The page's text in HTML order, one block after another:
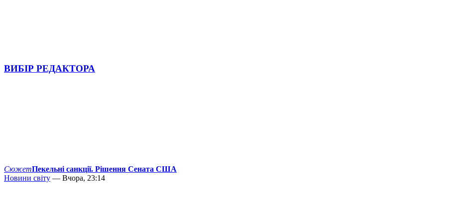
ВИБІР РЕДАКТОРА
СюжетПекельні санкції. Рішення Сената США
Новини світу — Вчора, 23:14